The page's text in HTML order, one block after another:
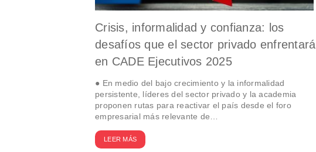
Crisis, informalidad y confianza: los
desafíos que el sector privado enfrentará
en CADE Ejecutivos 2025
● En medio del bajo crecimiento y la informalidad
persistente, líderes del sector privado y la academia
proponen rutas para reactivar el país desde el foro
empresarial más relevante de…
LEER MÁS